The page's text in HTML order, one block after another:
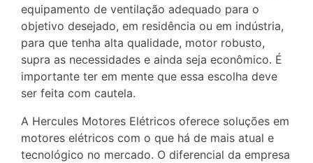
equipamento de ventilação adequado para o
objetivo desejado, em residência ou em indústria,
para que tenha alta qualidade, motor robusto,
supra as necessidades e ainda seja econômico. É
importante ter em mente que essa escolha deve
ser feita com cautela.
A Hercules Motores Elétricos oferece soluções em
motores elétricos com o que há de mais atual e
tecnológico no mercado. O diferencial da empresa